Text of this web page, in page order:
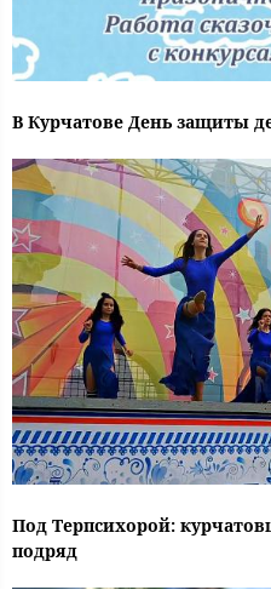
В Курчатове День защиты
Под Терпсихорой:
подряд